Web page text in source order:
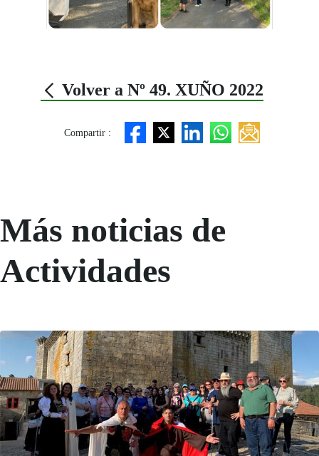
Volver a Nº 49. XUÑO 2022
Compartir :
Más noticias de
Actividades